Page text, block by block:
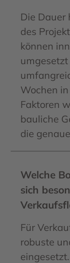
Die
des
können
Wochen
Faktoren
bauliche
die
Welche
sich
Für
robuste